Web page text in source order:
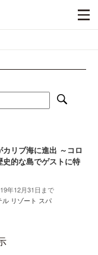
リブ海に進出 ～コロ
的な島でゲストに特
年12月31日まで
ル リゾート スパ